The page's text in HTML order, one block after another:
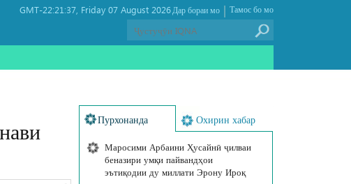
Friday 07 August 2026 ,
GMT-22:21:37 Тамос бо мо
|
Дар бораи мо
Пурхонанда Охирин хабар
Маросими Арбаини Ҳусайнӣ ҷилваи
беназири умқи пайвандҳои
эътиқодии ду миллати Эрону Ироқ